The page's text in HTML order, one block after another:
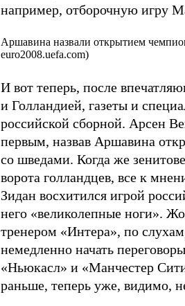
например, отборочную игру
Аршавина назвали открытием
euro2008.uefa.com)
И вот теперь, после
и Голландией, газеты и
российской сборной. Арсен
первым, назвав Аршавина
со шведами. Когда же
ворота голландцев, все к
Зидан восхитился игрой
него «великолепные ноги».
тренером «Интера», по
немедленно начать
«Ньюкасл» и «Манчестер
раньше, теперь уже, видимо,